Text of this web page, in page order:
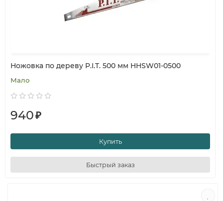
Ножовка по дереву P.I.T. 500 мм HHSW01-0500
Мало
940₽
Купить
Быстрый заказ